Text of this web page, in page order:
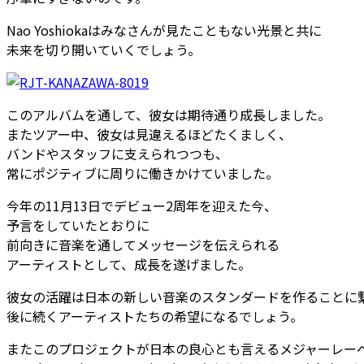
Nao Yoshiokaはみなさんが見たこともない光景と共に
未来を切り開いていくでしょう。
このアルバムを通して、彼女は期待通り成長しました。
またツアー中、彼女は見違えるほどたくましく、
バンドやスタッフに支えられつつも、
常にポジティブに周りに働きかけていました。
今年の11月13日でデビュー2周年を迎えた今、
予言をしていたとおりに
前向きに音楽を通してメッセージを伝えられる
アーティストとして、成長を遂げました。
彼女の活躍は日本の新しい音楽のスタンダードを作ることに
後に続くアーティストたちの希望になるでしょう。
またこのプロジェクトが日本の良心とも言えるメジャーレー